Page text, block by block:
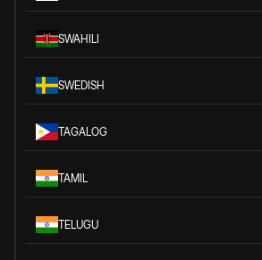
SWAHILI
SWEDISH
TAGALOG
TAMIL
TELUGU